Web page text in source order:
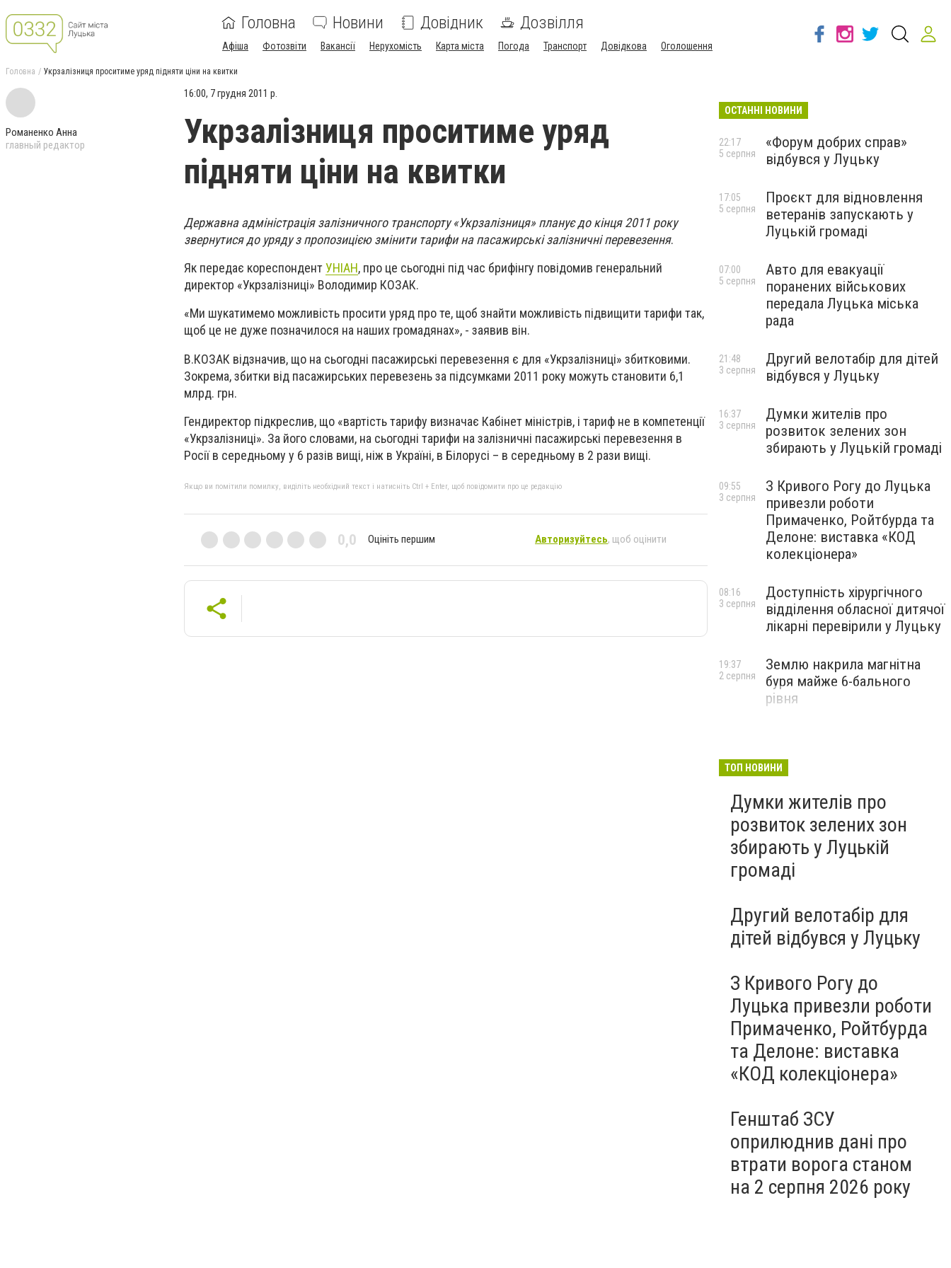
Головна Новини Довідник Дозвілля
Афіша Фотозвіти Вакансії Нерухомість Карта міста Погода Транспорт Довідкова Оголошення
Головна Укрзалізниця проситиме уряд підняти ціни на квитки
Романенко Анна
главный редактор
16:00, 7 грудня 2011 р.
Укрзалізниця проситиме уряд
підняти ціни на квитки
Державна адміністрація залізничного транспорту «Укрзалізниця» планує до кінця 2011 року
звернутися до уряду з пропозицією змінити тарифи на пасажирські залізничні перевезення.
Як передає кореспондентУНІАН, про це сьогодні під час брифінгу повідомив генеральний
директор «Укрзалізниці» Володимир КОЗАК.
«Ми шукатимемо можливість просити уряд про те, щоб знайти можливість підвищити тарифи так,
щоб це не дуже позначилося на наших громадянах», - заявив він.
В.КОЗАК відзначив, що на сьогодні пасажирські перевезення є для «Укрзалізниці» збитковими.
Зокрема, збитки від пасажирських перевезень за підсумками 2011 року можуть становити 6,1
млрд. грн.
Гендиректор підкреслив, що «вартість тарифу визначає Кабінет міністрів, і тариф не в компетенції
«Укрзалізниці». За його словами, на сьогодні тарифи на залізничні пасажирські перевезення в
Росії в середньому у 6 разів вищі, ніж в Україні, в Білорусі – в середньому в 2 рази вищі.
Якщо ви помітили помилку, виділіть необхідний текст і натисніть Ctrl + Enter, щоб повідомити про це редакцію
0,0 Оцініть першим Авторизуйтесь, щоб оцінити
ОСТАННІ НОВИНИ
«Форум добрих справ»
відбувся у Луцьку
22:17
5 серпня
Проєкт для відновлення
ветеранів запускають у
Луцькій громаді
17:05
5 серпня
Авто для евакуації
поранених військових
передала Луцька міська
рада
07:00
5 серпня
Другий велотабір для дітей
відбувся у Луцьку
21:48
3 серпня
Думки жителів про
розвиток зелених зон
збирають у Луцькій громаді
16:37
3 серпня
З Кривого Рогу до Луцька
привезли роботи
Примаченко, Ройтбурда та
Делоне: виставка «КОД
колекціонера»
09:55
3 серпня
Доступність хірургічного
відділення обласної дитячої
лікарні перевірили у Луцьку
08:16
3 серпня
Землю накрила магнітна
буря майже 6-бального
рівня
19:37
2 серпня
ТОП НОВИНИ
Думки жителів про
розвиток зелених зон
збирають у Луцькій
громаді
Другий велотабір для
дітей відбувся у Луцьку
З Кривого Рогу до
Луцька привезли роботи
Примаченко, Ройтбурда
та Делоне: виставка
«КОД колекціонера»
Генштаб ЗСУ
оприлюднив дані про
втрати ворога станом
на 2 серпня 2026 року